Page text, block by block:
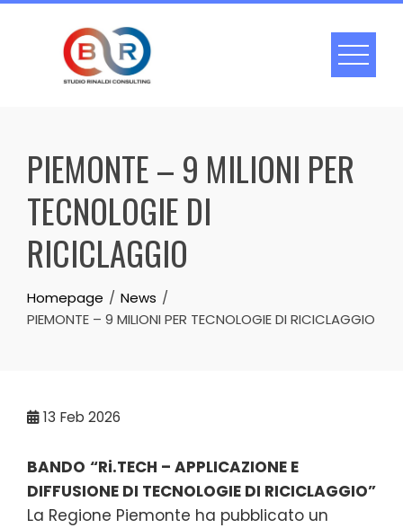
Skip
PIEMONTE – 9 MILIONI PER
TECNOLOGIE DI
RICICLAGGIO
Homepage
News
PIEMONTE – 9 MILIONI PER TECNOLOGIE DI RICICLAGGIO
13 Feb 2026
BANDO “Ri.TECH – APPLICAZIONE E
DIFFUSIONE DI TECNOLOGIE DI RICICLAGGIO”
La Regione Piemonte ha pubblicato un